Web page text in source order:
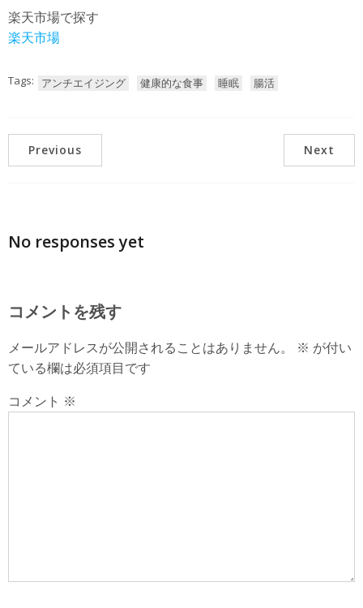
楽天市場で探す
楽天市場
Tags: アンチエイジング 健康的な食事 睡眠 腸活
Previous Next
No responses yet
コメントを残す
メールアドレスが公開されることはありません。 ※ が付い
ている欄は必須項目です
コメント ※